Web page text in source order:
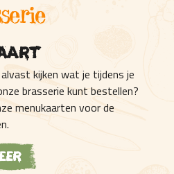
kijken wat je tijdens je
brasserie kunt bestellen?
menukaarten voor de